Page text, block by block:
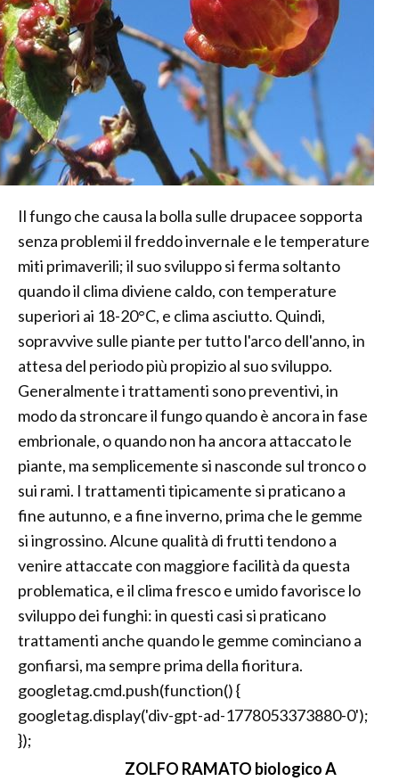
Il fungo che causa la bolla sulle drupacee sopporta
senza problemi il freddo invernale e le temperature
miti primaverili; il suo sviluppo si ferma soltanto
quando il clima diviene caldo, con temperature
superiori ai 18-20°C, e clima asciutto. Quindi,
sopravvive sulle piante per tutto l'arco dell'anno, in
attesa del periodo più propizio al suo sviluppo.
Generalmente i trattamenti sono preventivi, in
modo da stroncare il fungo quando è ancora in fase
embrionale, o quando non ha ancora attaccato le
piante, ma semplicemente si nasconde sul tronco o
sui rami. I trattamenti tipicamente si praticano a
fine autunno, e a fine inverno, prima che le gemme
si ingrossino. Alcune qualità di frutti tendono a
venire attaccate con maggiore facilità da questa
problematica, e il clima fresco e umido favorisce lo
sviluppo dei funghi: in questi casi si praticano
trattamenti anche quando le gemme cominciano a
gonfiarsi, ma sempre prima della fioritura.
googletag.cmd.push(function() {
googletag.display('div-gpt-ad-1778053373880-0');
});
ZOLFO RAMATO biologico A